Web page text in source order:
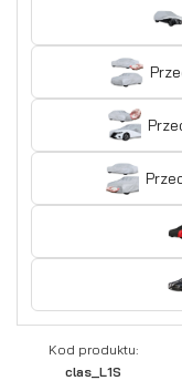
Kod produktu:
clas_L1S